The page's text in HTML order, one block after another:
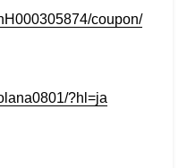
coupon/
?hl=ja